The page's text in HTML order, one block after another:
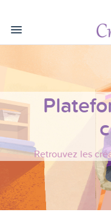
Retrouvez les